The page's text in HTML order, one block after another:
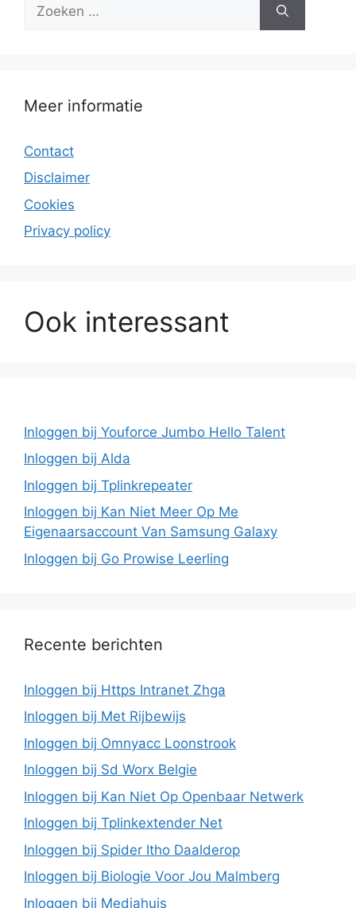
naar:
Meer informatie
Contact
Disclaimer
Cookies
Privacy policy
Ook interessant
Inloggen bij Youforce Jumbo Hello Talent
Inloggen bij Alda
Inloggen bij Tplinkrepeater
Inloggen bij Kan Niet Meer Op Me
Eigenaarsaccount Van Samsung Galaxy
Inloggen bij Go Prowise Leerling
Recente berichten
Inloggen bij Https Intranet Zhga
Inloggen bij Met Rijbewijs
Inloggen bij Omnyacc Loonstrook
Inloggen bij Sd Worx Belgie
Inloggen bij Kan Niet Op Openbaar Netwerk
Inloggen bij Tplinkextender Net
Inloggen bij Spider Itho Daalderop
Inloggen bij Biologie Voor Jou Malmberg
Inloggen bij Mediahuis